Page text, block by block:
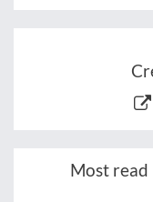
Most read